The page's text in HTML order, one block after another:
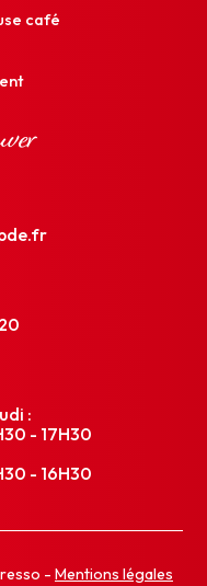
café
:
- 17H30
- 16H30
- Mentions légales